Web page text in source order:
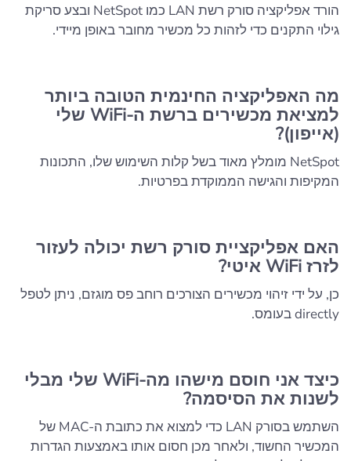
הורד אפליקציה סורק רשת LAN כמו NetSpot ובצע סריקת
גילוי התקנים כדי לזהות כל מכשיר מחובר באופן מיידי.
מה האפליקציה החינמית הטובה ביותר
למציאת מכשירים ברשת ה-WiFi שלי
(אייפון)?
NetSpot מומלץ מאוד בשל קלות השימוש שלו, התכונות
המקיפות והגישה הממוקדת בפרטיות.
האם אפליקציית סורק רשת יכולה לעזור
לזרז WiFi איטי?
כן, על ידי זיהוי מכשירים הצורכים רוחב פס מוגזם, ניתן לטפל
directly בעומס.
כיצד אני חוסם מישהו מה-WiFi שלי מבלי
לשנות את הסיסמה?
השתמש בסורק LAN כדי למצוא את כתובת ה-MAC של
המכשיר החשוד, ולאחר מכן חסום אותו באמצעות הגדרות